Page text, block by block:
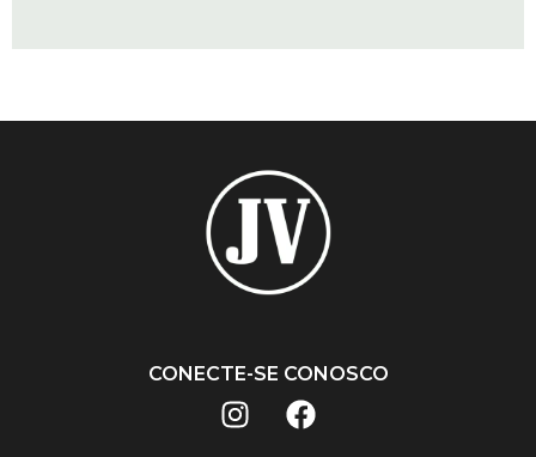
CONECTE-SE CONOSCO